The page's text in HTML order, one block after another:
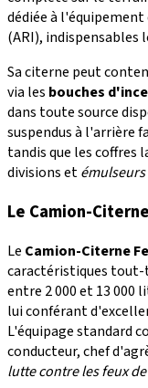
dédiée à l'équipement
(ARI),
Sa citerne peut
via les bouches
dans toute source
suspendus à l'arrière
tandis que les coffres
divisions et
Le Camion-
Le Camion-Citerne
caractéristiques tout-
entre 2 000 et 13 000
lui conférant
L'équipage standard
conducteur, chef
lutte contre les feux